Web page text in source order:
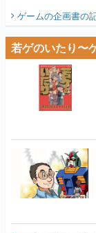
ゲームの企画書の
若ゲのいたり〜